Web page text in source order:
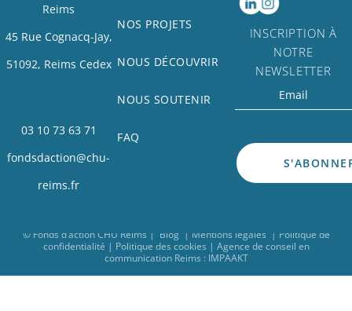
Reims
45 Rue Cognacq-Jay,
51092, Reims Cedex
03 10 73 63 71
fondsdaction@chu-
reims.fr
NOS PROJETS
NOUS DÉCOUVRIR
NOUS SOUTENIR
FAQ
INSCRIPTION À
NOTRE
NEWSLETTER
© Fonds d’action CHU Reims | Blog| Mentions légales | Politique de
confidentialité | Politique des cookies | Agence de conseil en
communication Reims : IMPAAKT